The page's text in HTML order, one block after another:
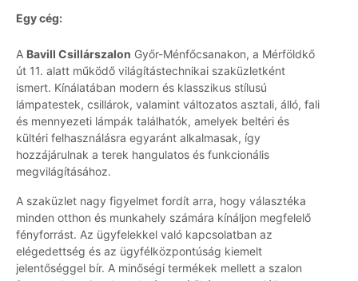
Egy cég:
A Bavill Csillárszalon Győr-Ménfőcsanakon, a Mérföldkő
út 11. alatt működő világítástechnikai szaküzletként
ismert. Kínálatában modern és klasszikus stílusú
lámpatestek, csillárok, valamint változatos asztali, álló, fali
és mennyezeti lámpák találhatók, amelyek beltéri és
kültéri felhasználásra egyaránt alkalmasak, így
hozzájárulnak a terek hangulatos és funkcionális
megvilágításához.
A szaküzlet nagy figyelmet fordít arra, hogy választéka
minden otthon és munkahely számára kínáljon megfelelő
fényforrást. Az ügyfelekkel való kapcsolatban az
elégedettség és az ügyfélközpontúság kiemelt
jelentőséggel bír. A minőségi termékek mellett a szalon